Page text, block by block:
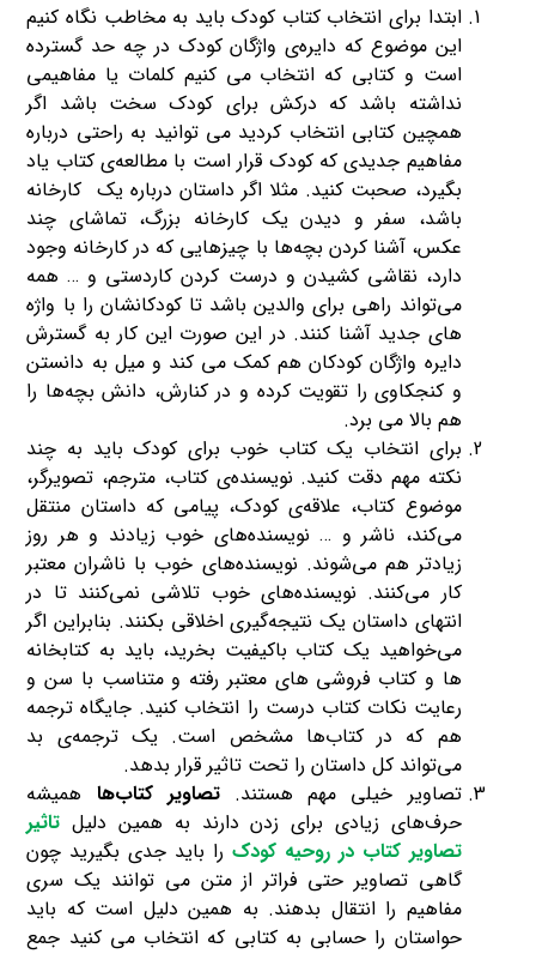
ابتدا برای انتخاب کتاب کودک باید به مخاطب نگاه کنیم
این موضوع که دایره‌ی واژگان کودک در چه حد گسترده
است و کتابی که انتخاب می کنیم کلمات یا مفاهیمی
نداشته باشد که درکش برای کودک سخت باشد اگر
همچین کتابی انتخاب کردید می توانید به راحتی درباره
مفاهیم جدیدی که کودک قرار است با مطالعه‌ی کتاب یاد
بگیرد، صحبت کنید. مثلا اگر داستان درباره یک کارخانه
باشد، سفر و دیدن یک کارخانه بزرگ، تماشای چند
عکس، آشنا کردن بچه‌ها با چیزهایی که در کارخانه وجود
دارد، نقاشی کشیدن و درست کردن کاردستی و … همه
می‌تواند راهی برای والدین باشد تا کودکانشان را با واژه
های جدید آشنا کنند. در این صورت این کار به گسترش
دایره واژگان کودکان هم کمک می کند و میل به دانستن
و کنجکاوی را تقویت کرده‌ و در کنارش، دانش بچه‌ها را
هم بالا می برد.
برای انتخاب یک کتاب خوب برای کودک باید به چند
نکته مهم دقت کنید. نویسنده‌ی کتاب، مترجم، تصویرگر،
موضوع کتاب، علاقه‌ی کودک، پیامی که داستان منتقل
می‌کند، ناشر و … نویسنده‌های خوب زیادند و هر روز
زیادتر هم می‌شوند. نویسنده‌های خوب با ناشران معتبر
کار می‌کنند. نویسنده‌های خوب تلاشی نمی‌کنند تا در
انتهای داستان یک نتیجه‌گیری اخلاقی بکنند. بنابراین اگر
می‌خواهید یک کتاب باکیفیت بخرید، باید به کتابخانه
ها و کتاب فروشی های معتبر رفته و متناسب با سن و
رعایت نکات کتاب درست را انتخاب کنید. جایگاه ترجمه
هم که در کتاب‌ها مشخص است. یک ترجمه‌ی بد
می‌تواند کل داستان را تحت تاثیر قرار بدهد.
تصاویر خیلی مهم هستند.تصاویر کتاب‌ها همیشه
حرف‌های زیادی برای زدن دارند به همین دلیل تاثیر
تصاویر کتاب در روحیه کودک را باید جدی بگیرید چون
گاهی تصاویر حتی فراتر از متن می توانند یک سری
مفاهیم را انتقال بدهند. به همین دلیل است که باید
حواستان را حسابی به کتابی که انتخاب می کنید جمع